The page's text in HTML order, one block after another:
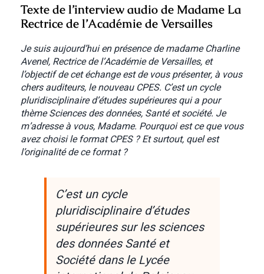
Texte de l’interview audio de Madame La
Rectrice de l’Académie de Versailles
Je suis aujourd’hui en présence de madame Charline
Avenel, Rectrice de l’Académie de Versailles, et
l’objectif de cet échange est de vous présenter, à vous
chers auditeurs, le nouveau CPES. C’est un cycle
pluridisciplinaire d’études supérieures qui a pour
thème Sciences des données, Santé et société. Je
m’adresse à vous, Madame. Pourquoi est ce que vous
avez choisi le format CPES ? Et surtout, quel est
l’originalité de ce format ?
C’est un cycle
pluridisciplinaire d’études
supérieures sur les sciences
des données Santé et
Société dans le Lycée